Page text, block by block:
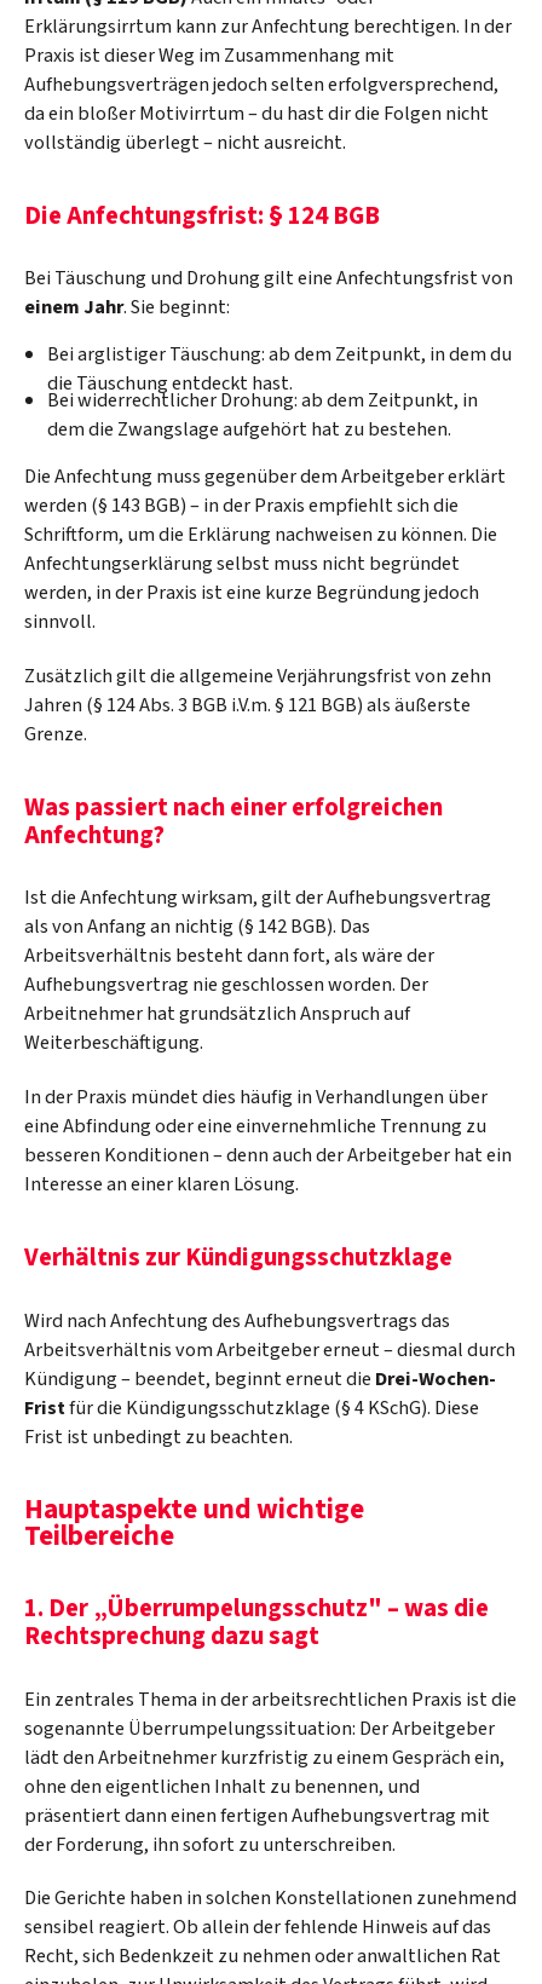
Erklärungsirrtum kann zur Anfechtung berechtigen. In der
Praxis ist dieser Weg im Zusammenhang mit
Aufhebungsverträgen jedoch selten erfolgversprechend,
da ein bloßer Motivirrtum – du hast dir die Folgen nicht
vollständig überlegt – nicht ausreicht.
Die Anfechtungsfrist: § 124 BGB
Bei Täuschung und Drohung gilt eine Anfechtungsfrist von
einem Jahr. Sie beginnt:
Bei arglistiger Täuschung: ab dem Zeitpunkt, in dem du
die Täuschung entdeckt hast.
Bei widerrechtlicher Drohung: ab dem Zeitpunkt, in
dem die Zwangslage aufgehört hat zu bestehen.
Die Anfechtung muss gegenüber dem Arbeitgeber erklärt
werden (§ 143 BGB) – in der Praxis empfiehlt sich die
Schriftform, um die Erklärung nachweisen zu können. Die
Anfechtungserklärung selbst muss nicht begründet
werden, in der Praxis ist eine kurze Begründung jedoch
sinnvoll.
Zusätzlich gilt die allgemeine Verjährungsfrist von zehn
Jahren (§ 124 Abs. 3 BGB i.V.m. § 121 BGB) als äußerste
Grenze.
Was passiert nach einer erfolgreichen
Anfechtung?
Ist die Anfechtung wirksam, gilt der Aufhebungsvertrag
als von Anfang an nichtig (§ 142 BGB). Das
Arbeitsverhältnis besteht dann fort, als wäre der
Aufhebungsvertrag nie geschlossen worden. Der
Arbeitnehmer hat grundsätzlich Anspruch auf
Weiterbeschäftigung.
In der Praxis mündet dies häufig in Verhandlungen über
eine Abfindung oder eine einvernehmliche Trennung zu
besseren Konditionen – denn auch der Arbeitgeber hat ein
Interesse an einer klaren Lösung.
Verhältnis zur Kündigungsschutzklage
Wird nach Anfechtung des Aufhebungsvertrags das
Arbeitsverhältnis vom Arbeitgeber erneut – diesmal durch
Kündigung – beendet, beginnt erneut die Drei-Wochen-
Fristfür die Kündigungsschutzklage (§ 4 KSchG). Diese
Frist ist unbedingt zu beachten.
Hauptaspekte und wichtige
Teilbereiche
1. Der „Überrumpelungsschutz" – was die
Rechtsprechung dazu sagt
Ein zentrales Thema in der arbeitsrechtlichen Praxis ist die
sogenannte Überrumpelungssituation: Der Arbeitgeber
lädt den Arbeitnehmer kurzfristig zu einem Gespräch ein,
ohne den eigentlichen Inhalt zu benennen, und
präsentiert dann einen fertigen Aufhebungsvertrag mit
der Forderung, ihn sofort zu unterschreiben.
Die Gerichte haben in solchen Konstellationen zunehmend
sensibel reagiert. Ob allein der fehlende Hinweis auf das
Recht, sich Bedenkzeit zu nehmen oder anwaltlichen Rat